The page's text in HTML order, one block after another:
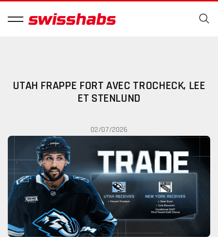
UTAH FRAPPE FORT AVEC TROCHECK, LEE
ET STENLUND
02/07/2026